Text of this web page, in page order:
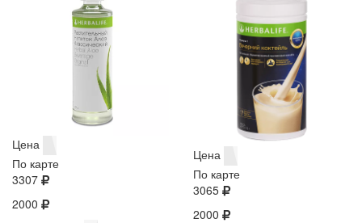
Цена
По карте
3307
2000
Цена
По карте
3065
2000